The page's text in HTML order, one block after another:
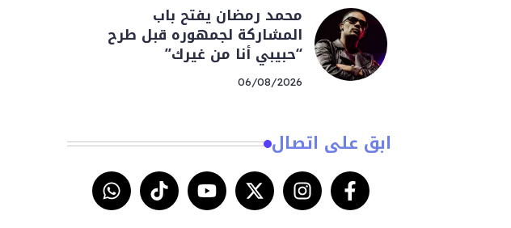
محمد رمضان يفتح باب
المشاركة لجمهوره قبل طرح
“حبيبي أنا من غيرك”
06/08/2026
ابق على اتصال